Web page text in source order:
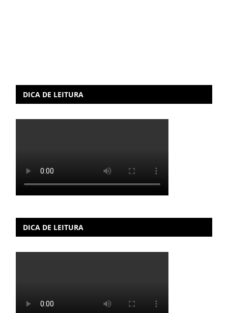
DICA DE LEITURA
DICA DE LEITURA